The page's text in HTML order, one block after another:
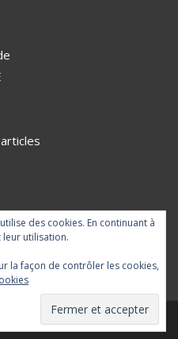
Mentions légales
des cookies. En continuant à
leur utilisation.
la façon de contrôler les cookies,